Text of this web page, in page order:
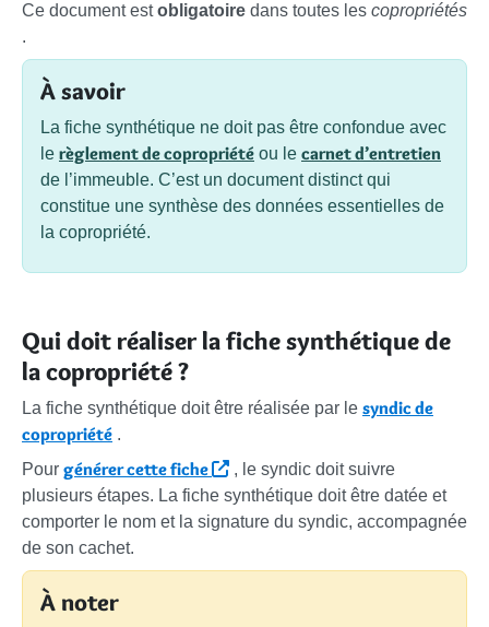
Ce document est obligatoire dans toutes les copropriétés
.
À savoir
La fiche synthétique ne doit pas être confondue avec
le règlement de copropriété ou le carnet d’entretien
de l’immeuble. C’est un document distinct qui
constitue une synthèse des données essentielles de
la copropriété.
Qui doit réaliser la fiche synthétique de
la copropriété ?
La fiche synthétique doit être réalisée par le syndic de
copropriété .
Pour générer cette fiche
, le syndic doit suivre
plusieurs étapes. La fiche synthétique doit être datée et
comporter le nom et la signature du syndic, accompagnée
de son cachet.
À noter